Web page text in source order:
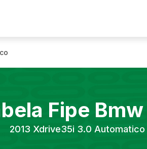
Fipe Bmw
2013 Xdrive35i 3.0 Automatico